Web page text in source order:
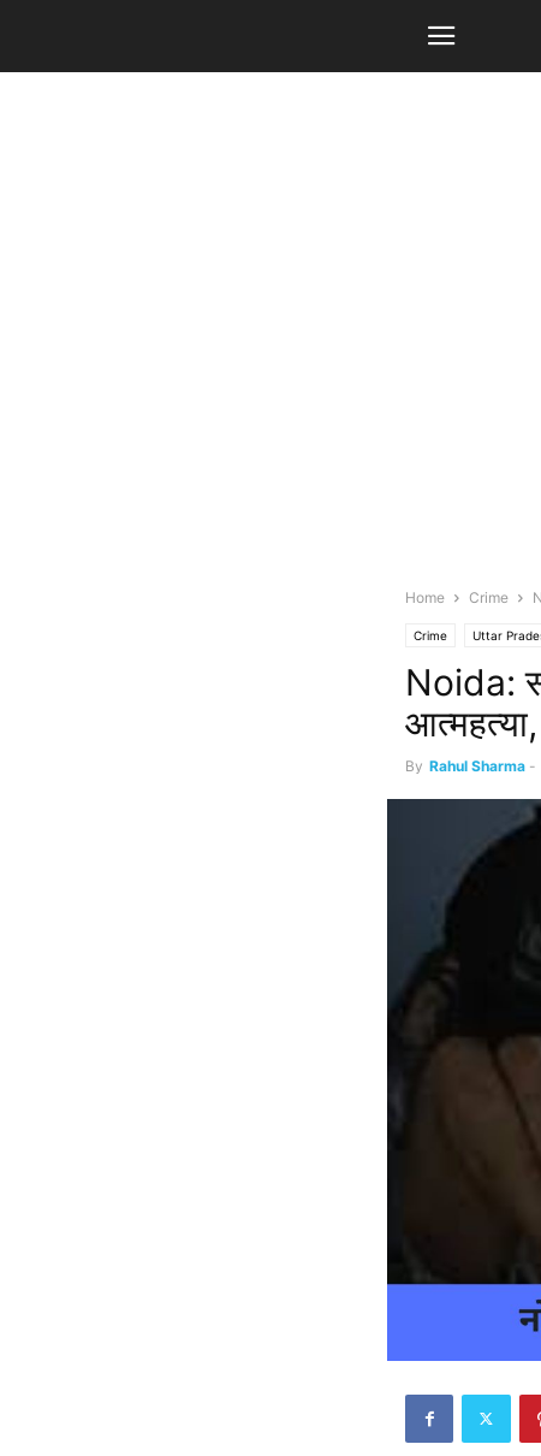
Home Crime
Crime Uttar
Noida:
By Rahul Sharma -